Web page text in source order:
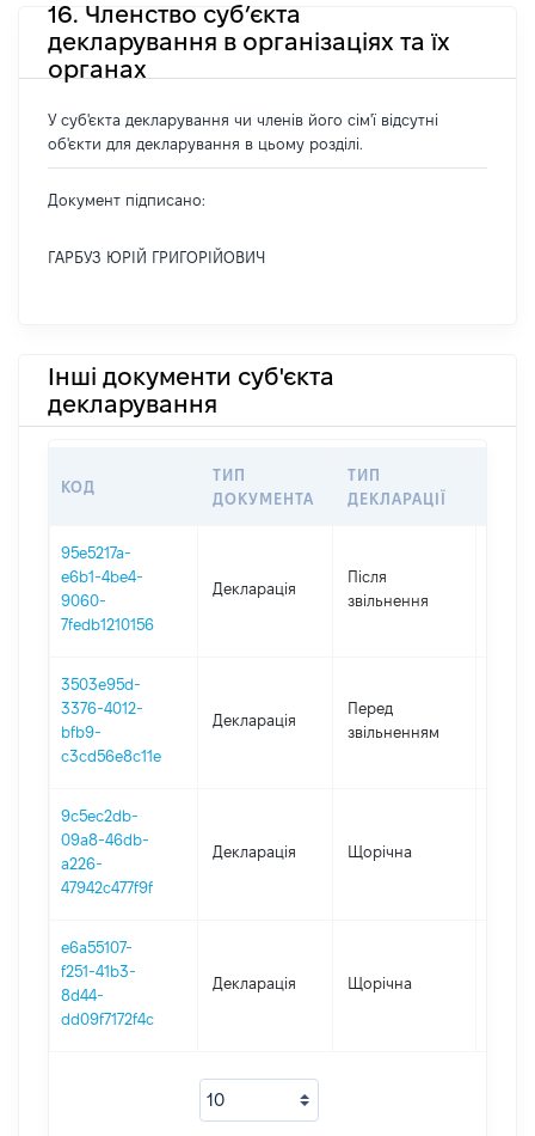
16. Членство суб’єкта
декларування в організаціях та їх
органах
У суб'єкта декларування чи членів його сім'ї відсутні
об'єкти для декларування в цьому розділі.
Документ підписано:
ГАРБУЗ ЮРІЙ ГРИГОРІЙОВИЧ
Інші документи суб'єкта
декларування
КОД
ТИП
ДОКУМЕНТА
ТИП
ДЕКЛАРАЦІЇ
95e5217a-
e6b1-4be4-
9060-
7fedb1210156
Декларація
Після
звільнення
3503e95d-
3376-4012-
bfb9-
c3cd56e8c11e
Декларація
Перед
звільненням
9c5ec2db-
09a8-46db-
a226-
47942c477f9f
Декларація Щорічна
e6a55107-
f251-41b3-
8d44-
dd09f7172f4c
Декларація Щорічна